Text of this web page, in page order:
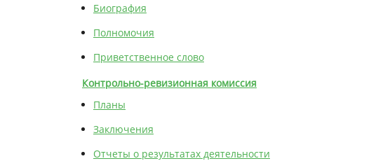
Биография
Полномочия
Приветственное слово
Контрольно-ревизионная комиссия
Планы
Заключения
Отчеты о результатах деятельности